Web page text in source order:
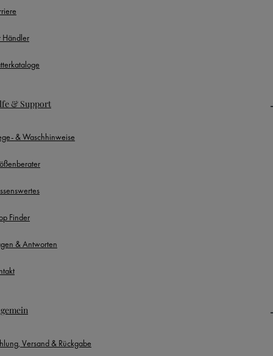
Händler
& Support
& Waschhinweise
Finder
& Antworten
Versand & Rückgabe